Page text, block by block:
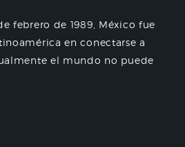
febrero de 1989, México fue
en conectarse a
el mundo no puede